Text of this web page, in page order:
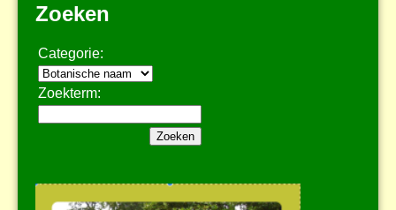
Zoeken
Categorie:
Zoekterm: